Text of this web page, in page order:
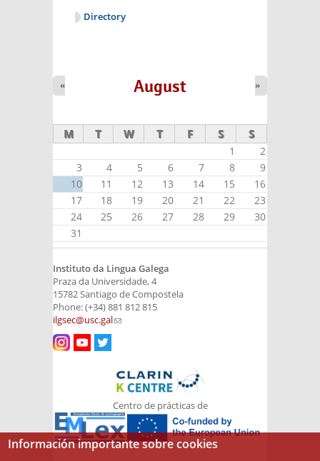
Directory
August
« »
M T W T F S S
1
2
3
4 5 6 7 8
9
10
11 12 13 14 15
16
17
18 19 20 21 22
23
24
25 26 27 28 29
30
31
Instituto da Lingua Galega
Praza da Universidade, 4
15782 Santiago de Compostela
Phone: (+34) 881 812 815
ilgsec@usc.gal(link sends e-mail)
Centro de prácticas de
Información importante sobre cookies